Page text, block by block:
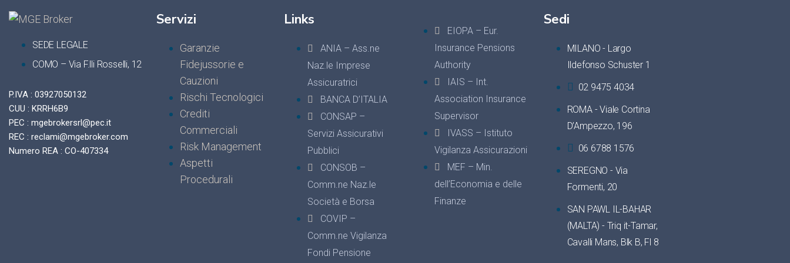
SEDE LEGALE
COMO – Via F.lli Rosselli, 12
P.IVA : 03927050132
CUU : KRRH6B9
PEC : mgebrokersrl@pec.it
REC : reclami@mgebroker.com
Numero REA : CO-407334
Servizi
Garanzie
Fidejussorie e
Cauzioni
Rischi Tecnologici
Crediti
Commerciali
Risk Management
Aspetti
Procedurali
Links
ANIA – Ass.ne
Naz.le Imprese
Assicuratrici
BANCA D’ITALIA
CONSAP –
Servizi Assicurativi
Pubblici
CONSOB –
Comm.ne Naz.le
Società e Borsa
COVIP –
Comm.ne Vigilanza
Fondi Pensione
EIOPA – Eur.
Insurance Pensions
Authority
IAIS – Int.
Association Insurance
Supervisor
IVASS – Istituto
Vigilanza Assicurazioni
MEF – Min.
dell’Economia e delle
Finanze
Sedi
MILANO - Largo
Ildefonso Schuster 1
02 9475 4034
ROMA - Viale Cortina
D’Ampezzo, 196
06 6788 1576
SEREGNO - Via
Formenti, 20
SAN PAWL IL-BAHAR
(MALTA) - Triq it-Tamar,
Cavalli Mans, Blk B, Fl 8